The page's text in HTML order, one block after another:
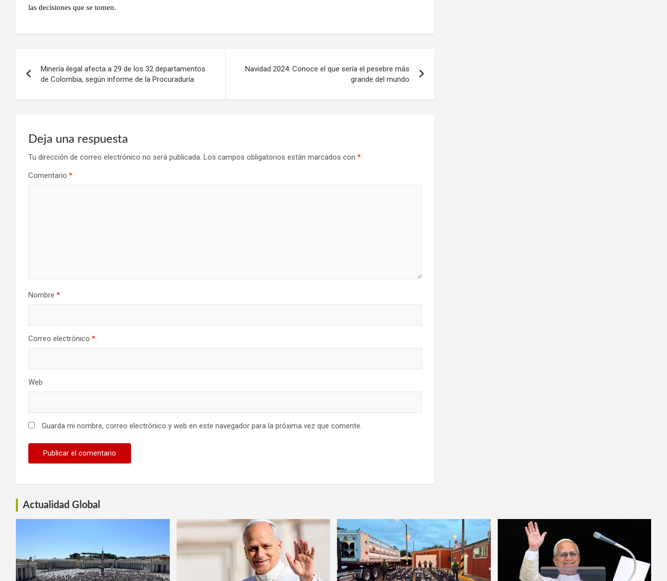
las decisiones que se tomen.
de
entradas
Minería ilegal afecta a 29 de los 32 departamentos
de Colombia, según informe de la Procuraduría
Navidad 2024: Conoce el que sería el pesebre más
grande del mundo
Deja una respuesta
Tu dirección de correo electrónico no será publicada. Los campos obligatorios están marcados con *
Comentario *
Nombre *
Correo electrónico *
Web
Guarda mi nombre, correo electrónico y web en este navegador para la próxima vez que comente.
Actualidad Global